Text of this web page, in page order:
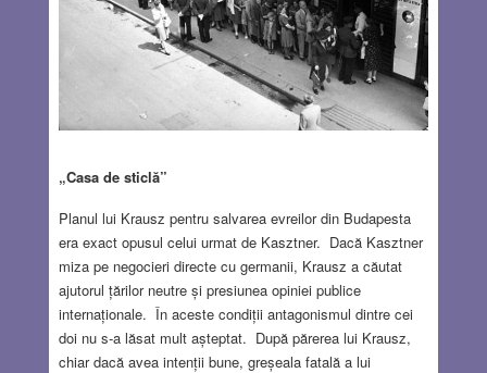
„Casa de sticlă”
Planul lui Krausz pentru salvarea evreilor din Budapesta
era exact opusul celui urmat de Kasztner. Dacă Kasztner
miza pe negocieri directe cu germanii, Krausz a căutat
ajutorul țărilor neutre și presiunea opiniei publice
internaționale. În aceste condiții antagonismul dintre cei
doi nu s-a lăsat mult așteptat. După părerea lui Krausz,
chiar dacă avea intenții bune, greșeala fatală a lui